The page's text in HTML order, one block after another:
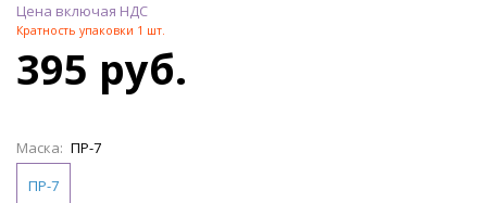
Цена включая НДС
Кратность упаковки 1 шт.
395 руб.
Маска: ПР-7
ПР-7